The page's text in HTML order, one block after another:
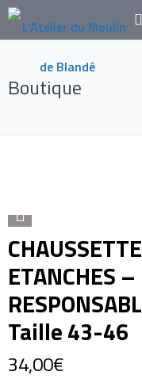
Boutique
ETANCHES –
Taille 43-46
34,00€